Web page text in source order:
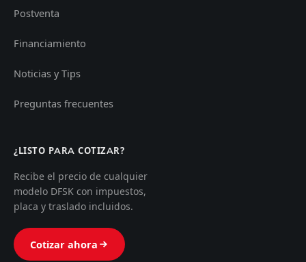
Postventa
Financiamiento
Noticias y Tips
Preguntas frecuentes
¿LISTO PARA COTIZAR?
Recibe el precio de cualquier
modelo DFSK con impuestos,
placa y traslado incluidos.
Cotizar ahora